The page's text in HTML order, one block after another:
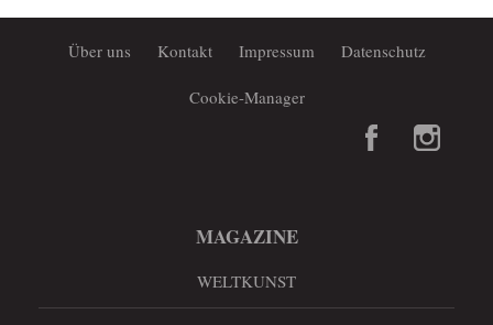
Über uns Kontakt Impressum Datenschutz
Cookie-Manager
MAGAZINE
WELTKUNST